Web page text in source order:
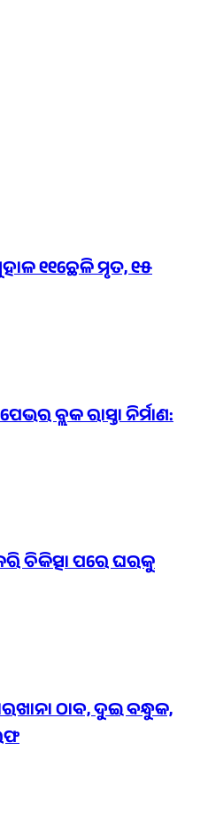
୧୧ଛେଳି ମୃତ, ୧୫
ବ୍ଲକ ରାସ୍ତା ନିର୍ମାଣ:
ଚିକିତ୍ସା ପରେ ଘରକୁ
ଠାବ, ଦୁଇ ବନ୍ଧୁକ,